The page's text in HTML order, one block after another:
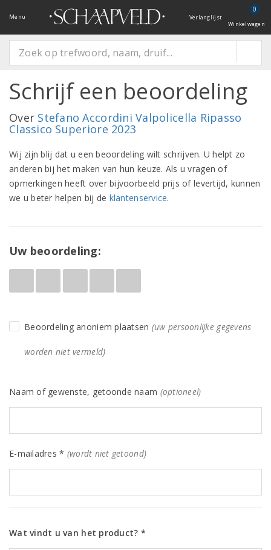
Menu Verlanglijst
0
Winkelwagen
Schrijf een beoordeling
Over Stefano Accordini Valpolicella Ripasso
Classico Superiore 2023
Wij zijn blij dat u een beoordeling wilt schrijven. U helpt zo
anderen bij het maken van hun keuze. Als u vragen of
opmerkingen heeft over bijvoorbeeld prijs of levertijd, kunnen
we u beter helpen bij de klantenservice.
Uw beoordeling:
Beoordeling anoniem plaatsen (uw persoonlijke gegevens
worden niet vermeld)
Naam of gewenste, getoonde naam (optioneel)
E-mailadres * (wordt niet getoond)
Wat vindt u van het product? *